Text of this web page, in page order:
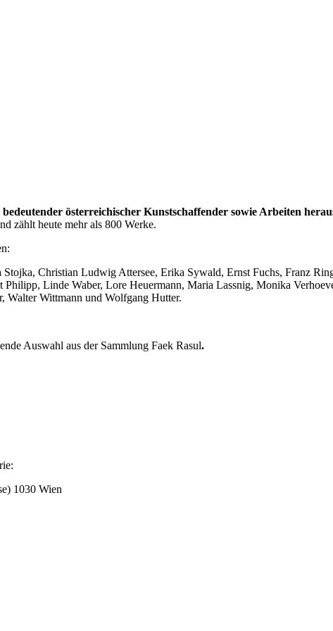
österreichischer Kunstschaffender sowie Arbeiten
zählt heute mehr als 800 Werke.
Christian Ludwig Attersee, Erika Sywald, Ernst Fuchs, Franz
Linde Waber, Lore Heuermann, Maria Lassnig, Monika
Walter Wittmann und Wolfgang Hutter.
Auswahl aus der Sammlung Faek Rasul.
1030 Wien